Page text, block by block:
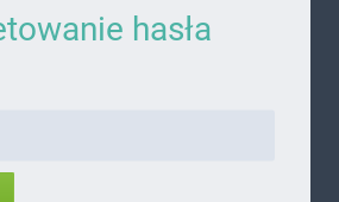
hasła